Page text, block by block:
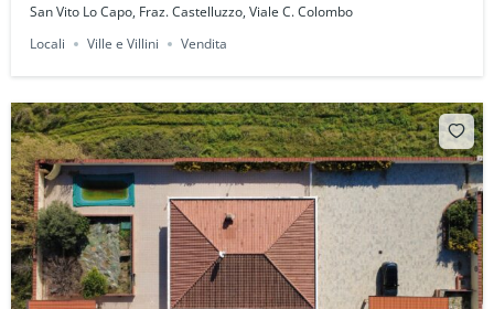
San Vito Lo Capo, Fraz. Castelluzzo, Viale C. Colombo
Locali
Ville e Villini Vendita